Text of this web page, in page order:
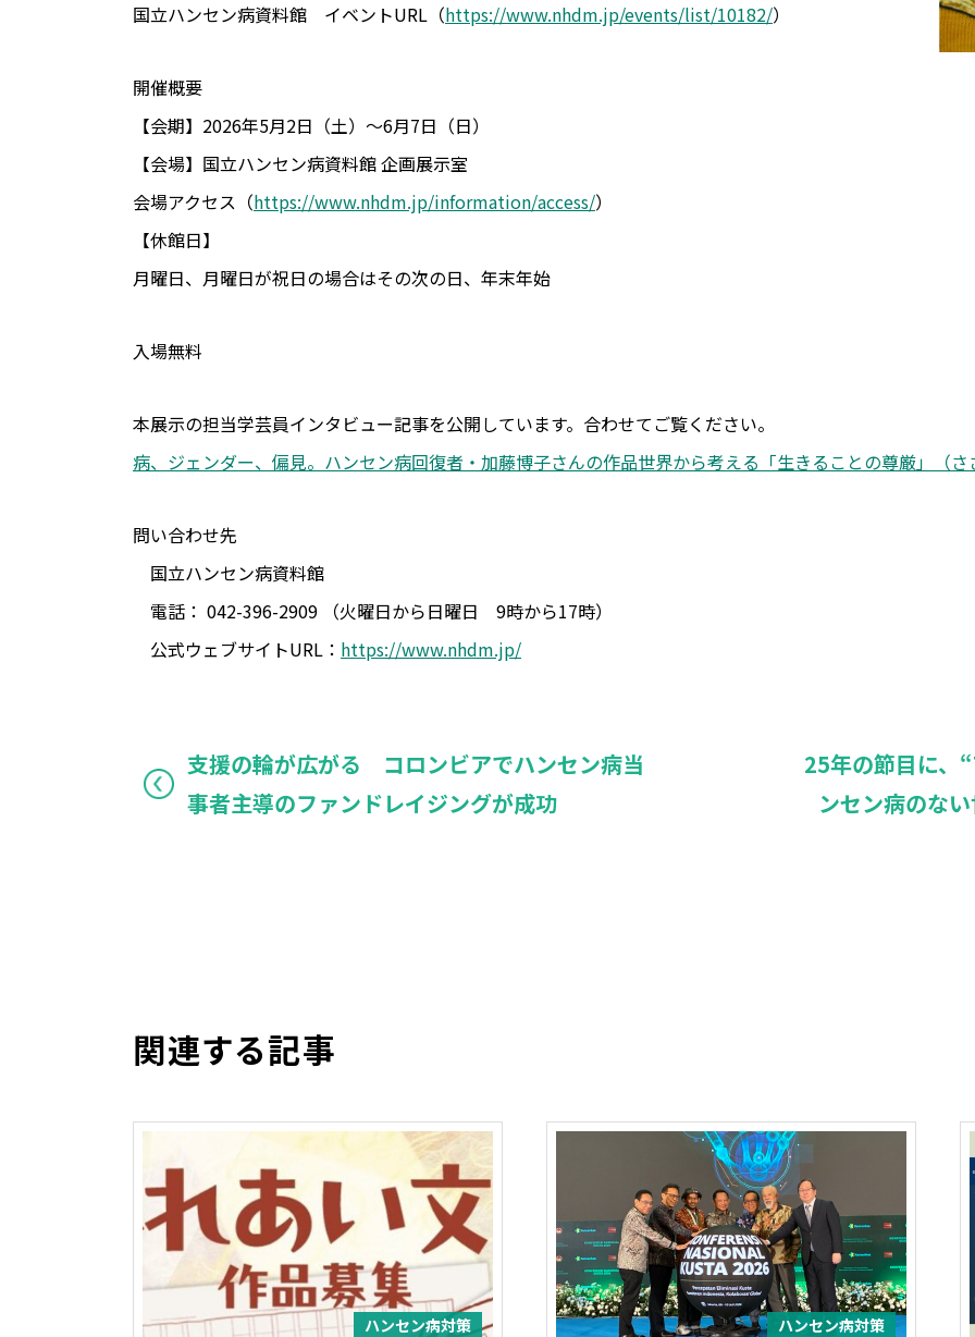
国立ハンセン病資料館 イベントURL（https://www.nhdm.jp/events/list/10182/）
開催概要
【会期】2026年5月2日（土）～6月7日（日）
【会場】国立ハンセン病資料館 企画展示室
会場アクセス（https://www.nhdm.jp/information/access/）
【休館日】
月曜日、月曜日が祝日の場合はその次の日、年末年始
入場無料
本展示の担当学芸員インタビュー記事を公開しています。合わせてご覧ください。
病、ジェンダー、偏見。ハンセン病回復者・加藤博子さんの作品世界から考える「生きることの尊厳」（さ
問い合わせ先
国立ハンセン病資料館
電話： 042-396-2909 （火曜日から日曜日 9時から17時）
公式ウェブサイトURL： https://www.nhdm.jp/
支援の輪が広がる コロンビアでハンセン病当
事者主導のファンドレイジングが成功
25年の節目に、
ンセン病のな
関連する記事
ハンセン病対策 ハンセン病対策